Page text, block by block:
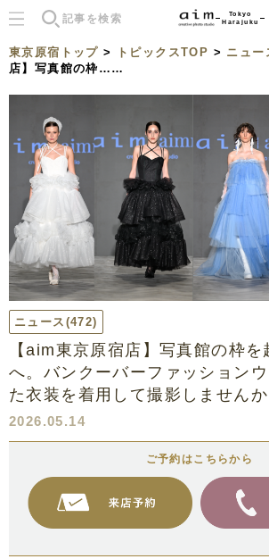
Tokyo
Harajuku
東京原宿トップ > トピックスTOP > ニュー
店】写真館の枠……
ニュース (472)
【aim東京原宿店】写真館の枠を
へ。バンクーバーファッション
た衣装を着用して撮影しませんか
2026.05.14
ご予約はこちらから